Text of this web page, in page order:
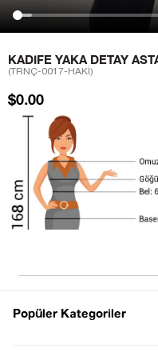
KADIFE YAKA DETAY
(TRNÇ-0017-HAKİ)
$0.00
Popüler Kategoriler